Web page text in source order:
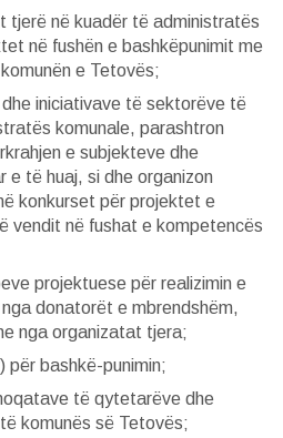
tjerë në kuadër të administratës
në fushën e bashkëpunimit me
e Tetovës;
iniciativave të sektorëve të
komunale, parashtron
e subjekteve dhe
të huaj, si dhe organizon
konkurset për projektet e
vendit në fushat e kompetencës
projektuese për realizimin e
donatorët e mbrendshëm,
nga organizatat tjera;
për bashkë-punimin;
të qytetarëve dhe
komunës së Tetovës;